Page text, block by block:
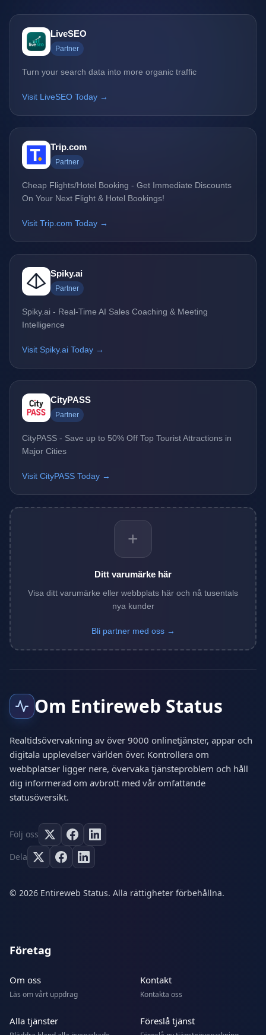
LiveSEO
Partner
Turn your search data into more organic traffic
Visit LiveSEO Today →
Trip.com
Partner
Cheap Flights/Hotel Booking - Get Immediate Discounts
On Your Next Flight & Hotel Bookings!
Visit Trip.com Today →
Spiky.ai
Partner
Spiky.ai - Real-Time AI Sales Coaching & Meeting
Intelligence
Visit Spiky.ai Today →
CityPASS
Partner
CityPASS - Save up to 50% Off Top Tourist Attractions in
Major Cities
Visit CityPASS Today →
+
Ditt varumärke här
Visa ditt varumärke eller webbplats här och nå tusentals
nya kunder
Bli partner med oss →
Om Entireweb Status
Realtidsövervakning av över 9000 onlinetjänster, appar och
digitala upplevelser världen över. Kontrollera om
webbplatser ligger nere, övervaka tjänsteproblem och håll
dig informerad om avbrott med vår omfattande
statusöversikt.
Följ oss
Dela
© 2026 Entireweb Status. Alla rättigheter förbehållna.
Företag
Om oss
Läs om vårt uppdrag
Kontakt
Kontakta oss
Alla tjänster Föreslå tjänst